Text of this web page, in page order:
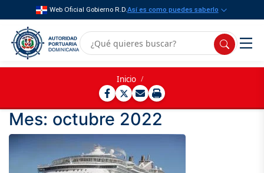
Web Oficial Gobierno R.D.Así es como puedes saberlo
Inicio /
Mes: octubre 2022